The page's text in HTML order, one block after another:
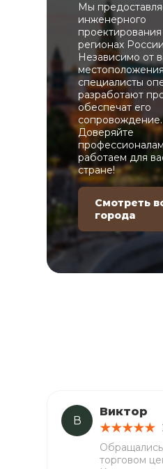
Мы
инженерного
регионах
Независимо от
специалисты
разработают
обеспечат его
сопровождение.
Доверяйте
работаем для
стране!
Смотреть
города
В
Виктор
торговом